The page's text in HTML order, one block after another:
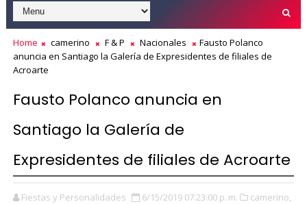
Home camerino F & P Nacionales
Fausto Polanco
anuncia en Santiago la Galería de Expresidentes de filiales de
Acroarte
Fausto Polanco anuncia en
Santiago la Galería de
Expresidentes de filiales de Acroarte
Fiestas y Personalidades 6/15/2019 07:23:00 p. m.
camerino,